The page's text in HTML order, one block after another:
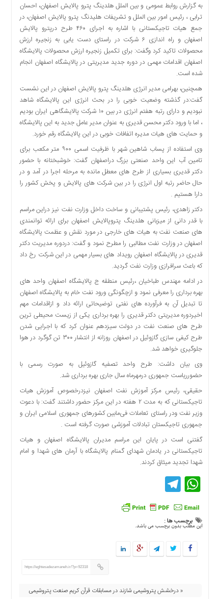
درباره
کتاب
پلیس،امنیت
جامعه
گرایی
چاپ
اخبار
سایت
اجتماعی
اقتصادی
فرهنگ
بین
الملل
یادداشت
چند
رسانه
یادداشت
به گزارش روابط عمومی و بین الملل هلدینگ پترو پالایش اصفهان، احسان
ترابی ، رئیس امور بین الملل و تشریفات هلیدنگ پترو پالایش اصفهان، در
جمع هیات تاجیکستانی با اشاره به اجرای ۴۶۰ طرح درپترو پالایش
اصفهان و راه اندازی ۶ شرکت در راستای دست یابی به زنجیره ارزش
محصولات تاکید کرد وگفت: برای تکمیل زنجیره ارزش محصولات پالایشگاه
اصفهان اقدامات مهمی در دوره جدید مدیریتی در پالایشگاه اصفهان انجام
شده است.
همچنین، بهرامی مدیر انرژی هلدینگ پترو پالایش اصفهان در این نشست
گفت:در گذشته وضعیت خوبی را در بحث انرژی این پالایشگاه شاهد
نبودیم و دارای رتبه هفتم انرژی در بین ۱۰ شرکت پالایشگاهی ایران بودیم
، اما با ورود دکتر محسن قدیری به عنوان مدیر عامل جدید به این پالایشگاه
و حمایت های هیات مدیره اتفافات خوبی در این پالایشگاه رقم خورد.
وی استفاده از پساب شاهین شهر با ظرفیت اسمی ۹۰۰ متر مکعب برای
تامین آب این واحد صنعتی بزرگ دراصفهان گفت: خوشبختانه با حضور
دکتر قدیری بسیاری از طرح های معطل مانده به مرحله اجرا در آمد و در
حال حاضر رتبه اول انرژی را در بین شرکت های پالایش و پخش کشور را
دارا هستیم .
دکتر زاهدی، رئیس پشتیبانی و ساخت داخل وزارت نفت نیز دراین مراسم
با قدر دانی از میزبانی هلدینگ پتروپالایش اصفهان برای ارائه توانمندی
های صنعت نفت به هیات های خارجی در مورد نقش و عظمت پالایشگاه
اصفهان در وزارت نفت مطالبی را مطرح نمود و گفت: دردوره مدیریت دکتر
قدیری در پالایشگاه اصفهان رویداد های بسیار مهمی در این شرکت رخ داد
که باعث سرافرازی وزارت نفت گردید.
در ادامه مهندس طباخیان ،رئیس منطقه ج پالایشگاه اصفهان واحد های
بهره برداری را معرفی نمود و ازچگونگی ورود نفت خام به پالایشگاه اصفهان
تا تبدیل آن به فرآورده های نفتی توضیحاتی ارائه داد و ازاقدامات مهم
اخیردوره مدیریتی دکتر قدیری را بهره برداری یکی از زیست محیطی ترین
طرح های صنعت نفت در دولت سیزدهم عنوان کرد که با اجرایی شدن
طرح کیفی سازی گازوئیل در اصفهان روزانه از انتشار ۳۰۰ تن گوگرد در هوا
جلوگیری خواهد شد.
وی بیان داشت: طرح واحد تصفیه گازوئیل به صورت رسمی با
حضورریاست جمهوری درمهرماه سال جاری بهره برداری شد.
حقیقی، رئیس مرکز آموزش نفت اصفهان نیزدرخصوص آموزش هیات
تاجیکستانی که به مدت ۲ هفته در این مرکز حضور داشتند گفت: با دعوت
وزیر نفت ودر راستای تعاملات فی‌مابین کشورهای جمهوری اسلامی ایران و
جمهوری تاجیکستان تبادلات آموزشی صورت گرفته است .
گفتنی است در پایان این مراسم مدیران پالایشگاه اصفهان و هیات
تاجیکستانی در یادمان شهدای گمنام پالایشگاه با آرمان های شهدا و امام
شهدا تجدید میثاق کردند.
WhatsApp
Telegram
برچسب ها :
این مطلب بدون برچسب می باشد.
https://eghtesadezamaneh.ir/?p=92318
« درخشش پتروشیمی شازند در مسابقات قرآن کریم صنعت پتروشیمی